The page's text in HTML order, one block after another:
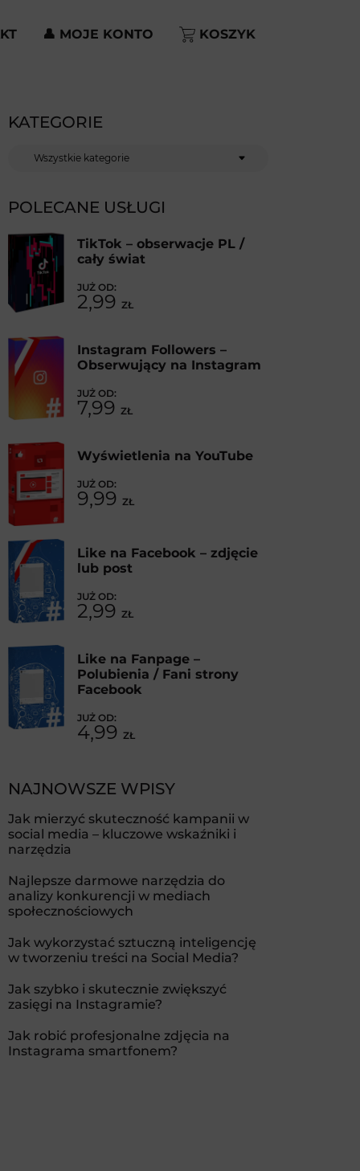
👤 MOJE KONTO KOSZYK
KATEGORIE
Kategorie
POLECANE USŁUGI
TikTok – obserwacje PL /
cały świat
2,99 ZŁ
Instagram Followers –
Obserwujący na Instagram
7,99 ZŁ
Wyświetlenia na YouTube
9,99 ZŁ
Like na Facebook – zdjęcie
lub post
2,99 ZŁ
Like na Fanpage –
Polubienia / Fani strony
Facebook
4,99 ZŁ
NAJNOWSZE WPISY
Jak mierzyć skuteczność kampanii w
social media – kluczowe wskaźniki i
narzędzia
Najlepsze darmowe narzędzia do
analizy konkurencji w mediach
społecznościowych
Jak wykorzystać sztuczną inteligencję
w tworzeniu treści na Social Media?
Jak szybko i skutecznie zwiększyć
zasięgi na Instagramie?
Jak robić profesjonalne zdjęcia na
Instagrama smartfonem?